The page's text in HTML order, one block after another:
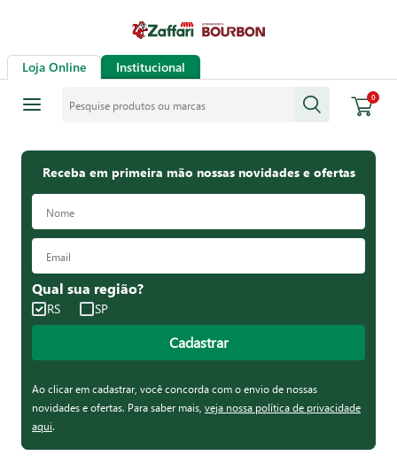
Loja Online Institucional
0
Receba em primeira mão nossas novidades e ofertas
Qual sua região?
RS SP
Cadastrar
Ao clicar em cadastrar, você concorda com o envio de nossas
novidades e ofertas. Para saber mais, veja nossa política de privacidade
aqui.